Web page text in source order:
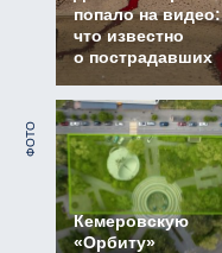
попало на видео:
что известно
о пострадавших
ФОТО
Кемеровскую
«Орбиту»